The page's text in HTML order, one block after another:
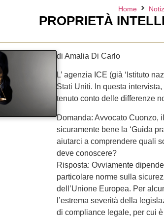
Home
PROPRIETÀ
di Amalia Di Carlo
L’ agenzia ICE (già ‘Istituto
Stati Uniti. In questa
tenuto conto delle differenze
Domanda: Avvocato Cuonzo,
sicuramente bene la ‘Guida
aiutarci a comprendere quali
deve conoscere?
Risposta: Ovviamente
particolare norme sulla
dell’Unione Europea. Per
l’estrema severità della
di compliance legale, per cui